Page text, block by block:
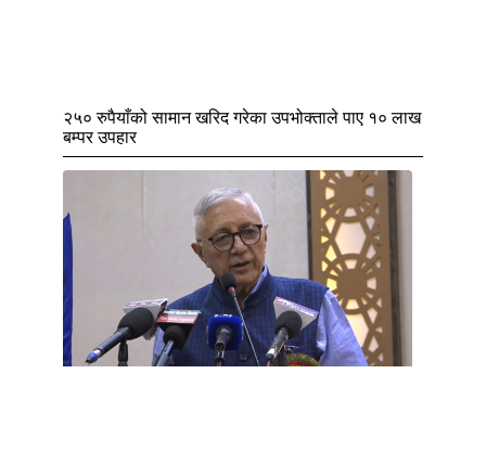
२५० रुपैयाँको सामान खरिद गरेका उपभोक्ताले पाए १० लाख
बम्पर उपहार